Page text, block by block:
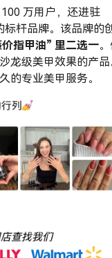
万用户，还进驻
杆品牌。该品牌的
指甲油” 里二选一
龙级美甲效果的产品
的专业美甲服务。